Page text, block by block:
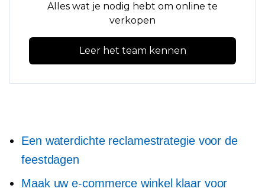
Alles wat je nodig hebt om online te
verkopen
Leer het team kennen
Een waterdichte reclamestrategie voor de
feestdagen
Maak uw e-commerce winkel klaar voor